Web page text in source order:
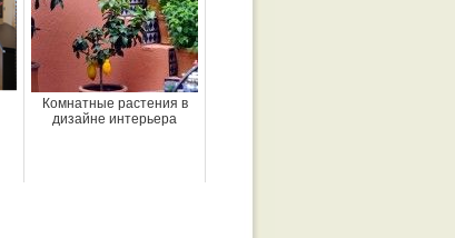
Комнатные растения в
дизайне интерьера